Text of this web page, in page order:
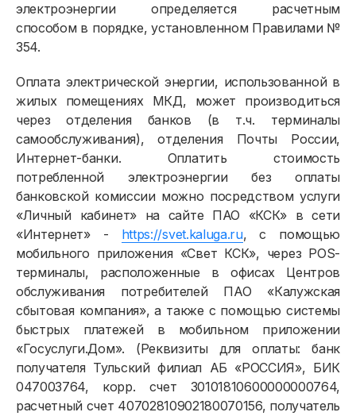
электроэнергии определяется расчетным
способом в порядке, установленном Правилами №
354.
Оплата электрической энергии, использованной в
жилых помещениях МКД, может производиться
через отделения банков (в т.ч. терминалы
самообслуживания), отделения Почты России,
Интернет-банки. Оплатить стоимость
потребленной электроэнергии без оплаты
банковской комиссии можно посредством услуги
«Личный кабинет» на сайте ПАО «КСК» в сети
«Интернет» - https://svet.kaluga.ru, с помощью
мобильного приложения «Свет КСК», через POS-
терминалы, расположенные в офисах Центров
обслуживания потребителей ПАО «Калужская
сбытовая компания», а также с помощью системы
быстрых платежей в мобильном приложении
«Госуслуги.Дом». (Реквизиты для оплаты: банк
получателя Тульский филиал АБ «РОССИЯ», БИК
047003764, корр. счет 30101810600000000764,
расчетный счет 40702810902180070156, получатель